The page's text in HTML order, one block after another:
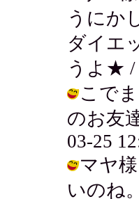
うにか
ダイエ
うよ★ /
こで
のお友
03-25
マヤ
いのね